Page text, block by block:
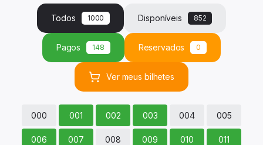
Todos 1000 Disponíveis 852
Pagos 148 Reservados 0
Ver meus bilhetes
000 001 002 003 004 005
006 007 008 009 010 011